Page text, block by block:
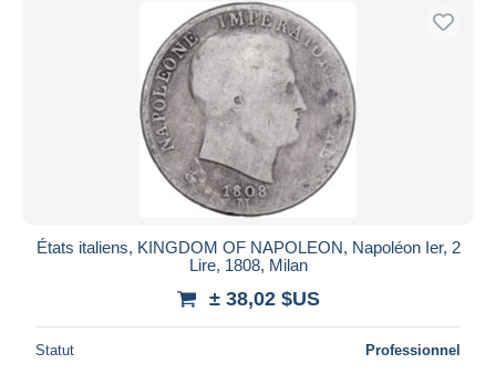
États italiens, KINGDOM OF NAPOLEON, Napoléon Ier, 2
Lire, 1808, Milan
± 38,02 $US
Statut Professionnel